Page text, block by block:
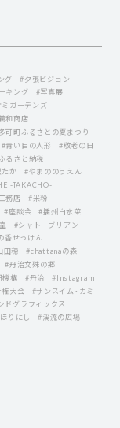
グ
#夕張ビジョン
キング
#写真展
ミガーデンズ
和商店
可町ふるさとの夏まつり
#青い目の人形
#敬老の日
るさと納税
か
#やまののうえん
-TAKACHO-
務店
#米粉
#座談会
#播州白水菜
#シャトーブリアン
香せっけん
田穂
#chattanaの森
#丹治文殊の郷
機構 #丹治
#Instagram
大会
#サンスイム・カミ
ドグラフィックス
りにし
#渓流の広場